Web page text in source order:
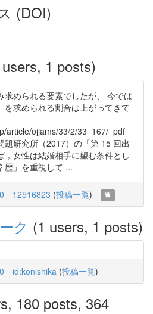
(DOI)
1 posts)
求められる要素でしたが、 今では
を求められる割合は上がってきて
article/ojjams/33/2/33_167/_pdf
題研究所（2017）の「第 15 回出
女性は結婚相手に望む条件とし
歴」を重視して ...
12516823 (投稿一覧)
ク (1 users, 1 posts)
id:konishika (投稿一覧)
180 posts, 364